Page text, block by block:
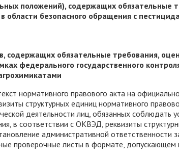
положений), содержащих обязательные
области безопасного обращения с
содержащих обязательные требования,
федерального государственного
нормативного правового акта на
структурных единиц нормативного
деятельности лиц, обязанных соблюдать
в соответствии с ОКВЭД, реквизиты
административной ответственности
проверочные листы в формате, допускающем